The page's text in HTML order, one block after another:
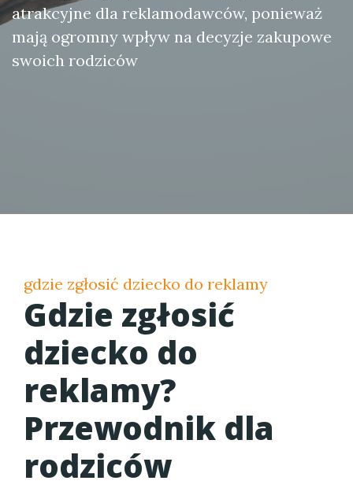
atrakcyjne dla reklamodawców, ponieważ
mają ogromny wpływ na decyzje zakupowe
swoich rodziców
gdzie zgłosić dziecko do reklamy
Gdzie zgłosić
dziecko do
reklamy?
Przewodnik dla
rodziców